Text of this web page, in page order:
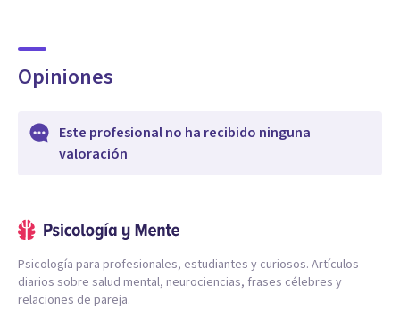
Opiniones
Este profesional no ha recibido ninguna
valoración
Psicología para profesionales, estudiantes y curiosos. Artículos
diarios sobre salud mental, neurociencias, frases célebres y
relaciones de pareja.